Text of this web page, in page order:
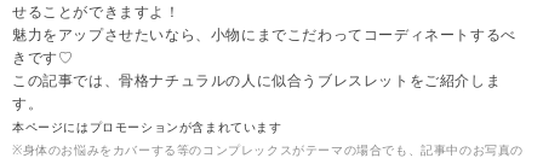
せることができますよ！
魅力をアップさせたいなら、小物にまでこだわってコーディネートするべ
きです♡
この記事では、骨格ナチュラルの人に似合うブレスレットをご紹介しま
す。
本ページにはプロモーションが含まれています
※身体のお悩みをカバーする等のコンプレックスがテーマの場合でも、記事中のお写真の